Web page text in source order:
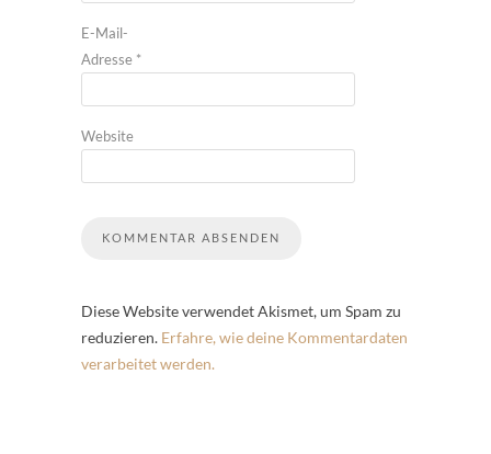
E-Mail-
Adresse *
Website
Diese Website verwendet Akismet, um Spam zu
reduzieren. Erfahre, wie deine Kommentardaten
verarbeitet werden.